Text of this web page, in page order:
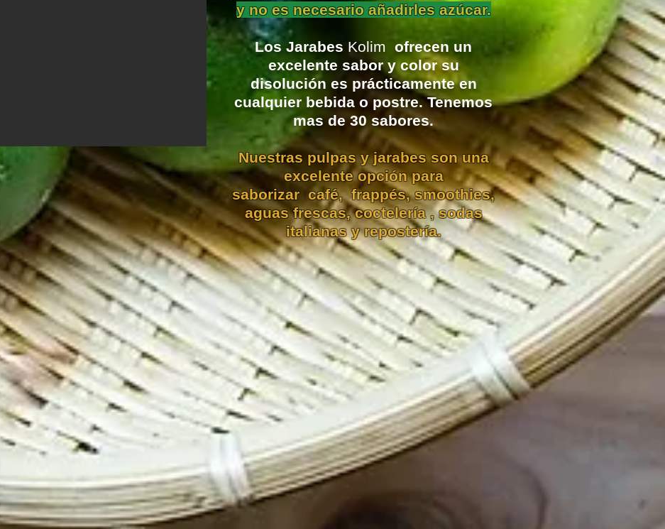
y no es necesario añadirles azúcar.
Los Jarabes Kolim ofrecen un
excelente sabor y color su
disolución es prácticamenteen
cualquier bebida o postre. Tenemos
mas de 30 sabores.
Nuestras pulpas y jarabes son una
excelenteopciónpara
saborizar café, frappés, smoothies,
aguas frescas, coctelería , sodas
italianas y repostería.